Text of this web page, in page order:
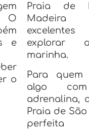
O
e
o
Praia de
explorar
marinha.
Para quem
algo
adrenalina,
Praia de